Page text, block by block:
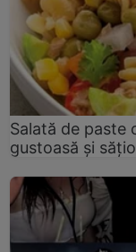
Salată de paste
gustoasă și